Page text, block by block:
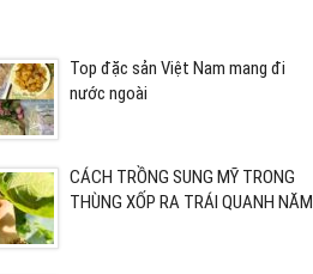
Top đặc sản Việt Nam mang đi
nước ngoài
CÁCH TRỒNG SUNG MỸ TRONG
THÙNG XỐP RA TRÁI QUANH NĂM